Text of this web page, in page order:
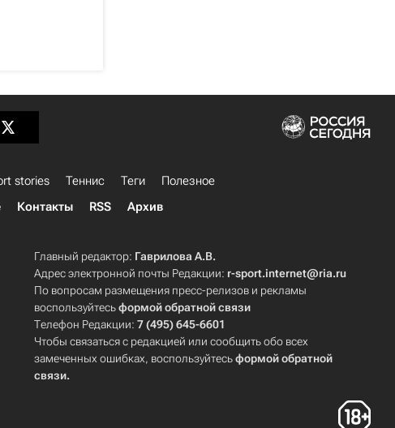
stories Теннис Теги
Полезное
Контакты RSS Архив
Главный редактор: Гаврилова А.В.
Адрес электронной почты Редакции: r-sport.internet@ria.ru
По вопросам размещения пресс-релизов и рекламы
воспользуйтесьформой обратной связи
Телефон Редакции:7 (495) 645-6601
Чтобы связаться с редакцией или сообщить обо всех
замеченных ошибках, воспользуйтесьформой обратной
связи.